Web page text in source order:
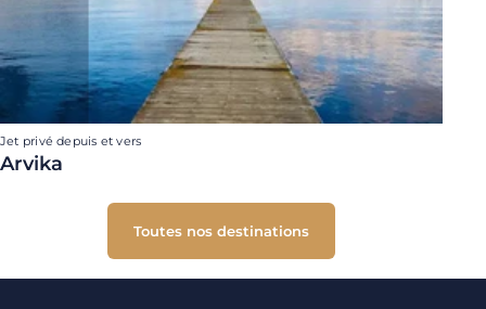
Jet privé depuis et vers
Arvika
Toutes nos destinations